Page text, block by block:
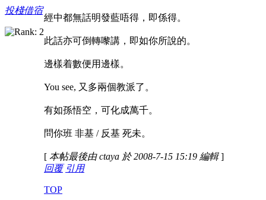
投棧借宿
經中都無話明發藍唔得，即係得。
此話亦可倒轉嚟講，即如你所說的。
邊樣着數便用邊樣。
You see, 又多兩個教派了。
有如孫悟空，可化成萬千。
問你班 非基 / 反基 死未。
[ 本帖最後由 ctaya 於 2008-7-15 15:19 編輯]
回覆 引用
TOP